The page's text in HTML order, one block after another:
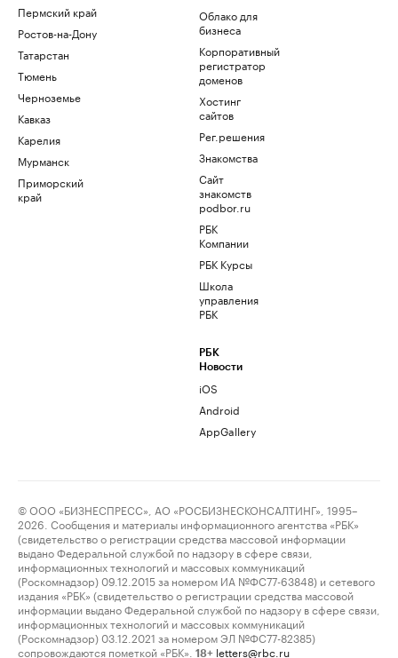
Пермский край
Ростов-на-Дону
Татарстан
Тюмень
Черноземье
Кавказ
Карелия
Мурманск
Приморский
край
Облако для
бизнеса
Корпоративный
регистратор
доменов
Хостинг
сайтов
Рег.решения
Знакомства
Сайт
знакомств
podbor.ru
РБК
Компании
РБК Курсы
Школа
управления
РБК
РБК
Новости
iOS
Android
AppGallery
© ООО «БИЗНЕСПРЕСС», АО «РОСБИЗНЕСКОНСАЛТИНГ», 1995–
2026. Сообщения и материалы информационного агентства «РБК»
(свидетельство о регистрации средства массовой информации
выдано Федеральной службой по надзору в сфере связи,
информационных технологий и массовых коммуникаций
(Роскомнадзор) 09.12.2015 за номером ИА №ФС77-63848) и сетевого
издания «РБК» (свидетельство о регистрации средства массовой
информации выдано Федеральной службой по надзору в сфере связи,
информационных технологий и массовых коммуникаций
(Роскомнадзор) 03.12.2021 за номером ЭЛ №ФС77-82385)
сопровождаются пометкой «РБК».
18+ letters@rbc.ru